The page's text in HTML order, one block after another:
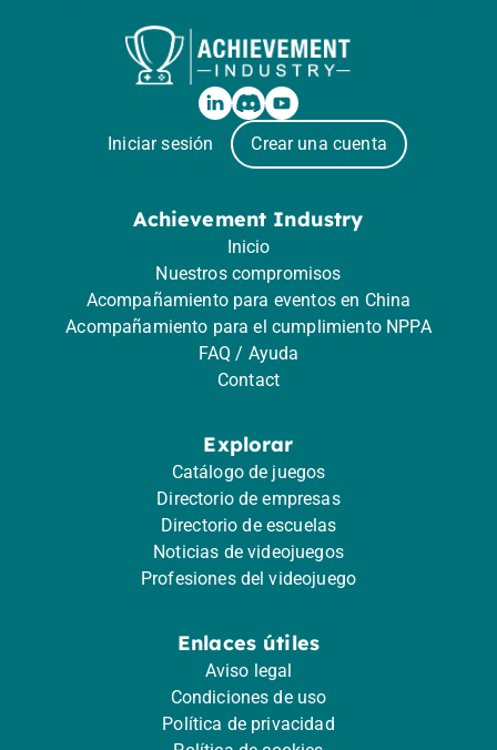
Iniciar sesión Crear una cuenta
Achievement Industry
Inicio
Nuestros compromisos
Acompañamiento para eventos en China
Acompañamiento para el cumplimiento NPPA
FAQ / Ayuda
Contact
Explorar
Catálogo de juegos
Directorio de empresas
Directorio de escuelas
Noticias de videojuegos
Profesiones del videojuego
Enlaces útiles
Aviso legal
Condiciones de uso
Política de privacidad